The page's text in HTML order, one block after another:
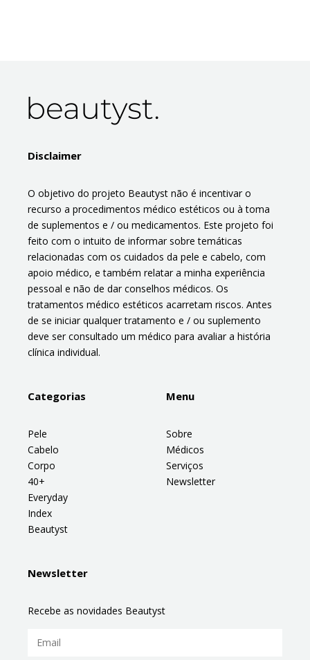
Disclaimer
O objetivo do projeto Beautyst não é incentivar o
recurso a procedimentos médico estéticos ou à toma
de suplementos e / ou medicamentos. Este projeto foi
feito com o intuito de informar sobre temáticas
relacionadas com os cuidados da pele e cabelo, com
apoio médico, e também relatar a minha experiência
pessoal e não de dar conselhos médicos. Os
tratamentos médico estéticos acarretam riscos. Antes
de se iniciar qualquer tratamento e / ou suplemento
deve ser consultado um médico para avaliar a história
clínica individual.
Categorias
Pele
Cabelo
Corpo
40+
Everyday
Index
Beautyst
Menu
Sobre
Médicos
Serviços
Newsletter
Newsletter
Recebe as novidades Beautyst